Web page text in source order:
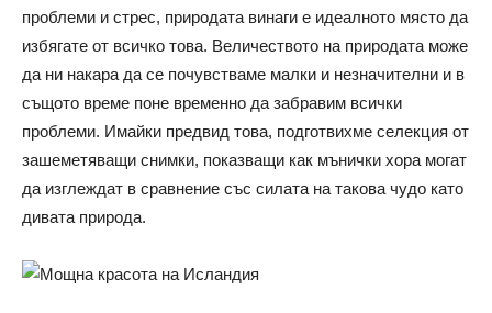
проблеми и стрес, природата винаги е идеалното място да
избягате от всичко това. Величеството на природата може
да ни накара да се почувстваме малки и незначителни и в
същото време поне временно да забравим всички
проблеми. Имайки предвид това, подготвихме селекция от
зашеметяващи снимки, показващи как мънички хора могат
да изглеждат в сравнение със силата на такова чудо като
дивата природа.